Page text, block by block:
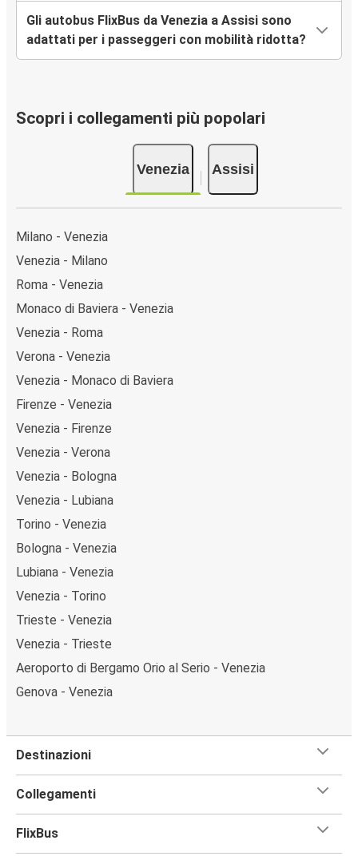
Gli autobus FlixBus da Venezia a Assisi sono
adattati per i passeggeri con mobilità ridotta?
Scopri i collegamenti più popolari
Venezia Assisi
Milano - Venezia
Venezia - Milano
Roma - Venezia
Monaco di Baviera - Venezia
Venezia - Roma
Verona - Venezia
Venezia - Monaco di Baviera
Firenze - Venezia
Venezia - Firenze
Venezia - Verona
Venezia - Bologna
Venezia - Lubiana
Torino - Venezia
Bologna - Venezia
Lubiana - Venezia
Venezia - Torino
Trieste - Venezia
Venezia - Trieste
Aeroporto di Bergamo Orio al Serio - Venezia
Genova - Venezia
Destinazioni
Collegamenti
FlixBus